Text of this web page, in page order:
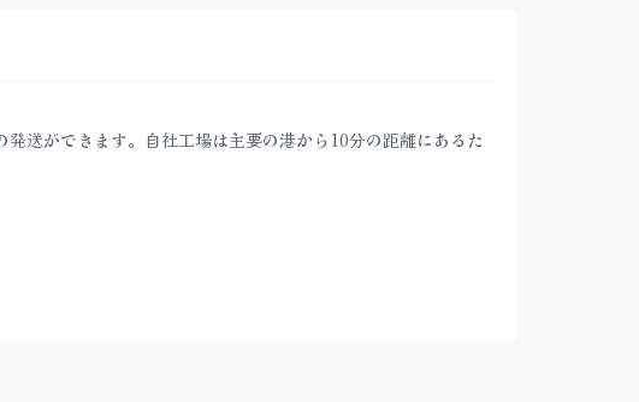
送ができます。自社工場は主要の港から10分の距離にあるた